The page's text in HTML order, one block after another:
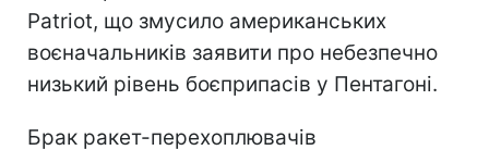
Patriot, що змусило американських
воєначальників заявити про небезпечно
низький рівень боєприпасів у Пентагоні.
Брак ракет-перехоплювачів